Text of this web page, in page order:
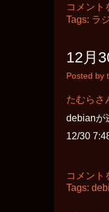
2013
年
12
日
の
ロ
コメント
Tags: ラ
12月
Posted by
たむらさ
debianが
12/30
12
月
30
コメント
Tags: